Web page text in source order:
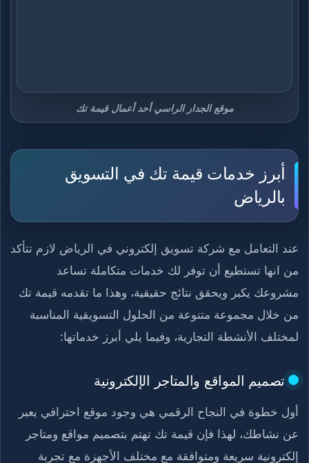
موقع الجدار الراسي أحد أعمال قيمة تك
أبرز خدمات قيمة تك في التسويق
بالرياض
عند التعامل مع شركة تسويق إلكتروني في الرياض لازم تتأكد
من انها تستطيع أن توفر لك خدمات متكاملة تساعد
مشروعك يكبر ويحقق نتائج حقيقية، وهذا ما تقدمه قيمة تك
من خلال مجموعة متنوعة من الحلول التسويقية المناسبة
لمختلف الأنشطة التجارية، وفيما يلي أبرز خدماتها:
تصميم المواقع والمتاجر الإلكترونية
أول خطوة في النجاح الرقمي هي وجود موقع احترافي يعبر
عن نشاطك، لهذا فإن قيمة تك تهتم بتصميم مواقع ومتاجر
إلكترونية سريعة ومتوافقة مع مختلف الأجهزة مع تجربة